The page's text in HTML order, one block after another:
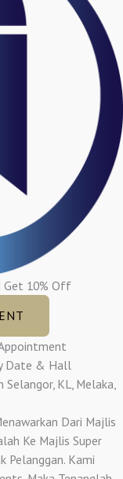
Get 10% Off
Date & Hall
KL, Melaka,
Dari Majlis
Ke Majlis Super
Pelanggan. Kami